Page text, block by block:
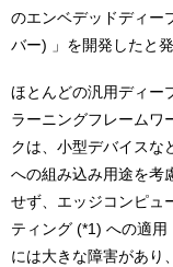
のエンベデッドディー
バー) 」を開発したと発
ほとんどの汎用ディー
ラーニングフレームワ
クは、小型デバイスな
への組み込み用途を考
せず、エッジコンピュ
ティング (*1) への適用
には大きな障害があり、